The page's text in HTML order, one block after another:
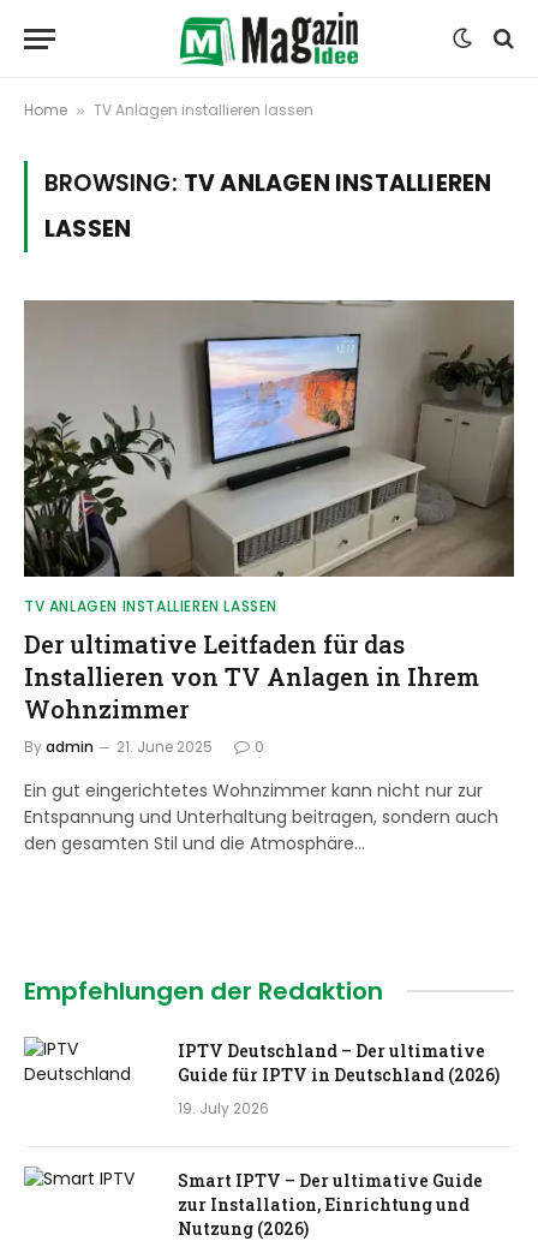
Home » TV Anlagen installieren lassen
BROWSING: TV ANLAGEN INSTALLIEREN
LASSEN
TV ANLAGEN INSTALLIEREN LASSEN
Der ultimative Leitfaden für das
Installieren von TV Anlagen in Ihrem
Wohnzimmer
Byadmin 21. June 2025 0
Ein gut eingerichtetes Wohnzimmer kann nicht nur zur
Entspannung und Unterhaltung beitragen, sondern auch
den gesamten Stil und die Atmosphäre…
Empfehlungen der Redaktion
IPTV Deutschland – Der ultimative
Guide für IPTV in Deutschland (2026)
19. July 2026
Smart IPTV – Der ultimative Guide
zur Installation, Einrichtung und
Nutzung (2026)